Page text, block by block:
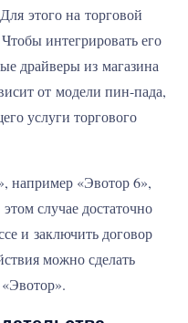
этого на торговой
интегрировать его
драйверы из магазина
от модели пин-пада,
услуги торгового
например «Эвотор 6»,
случае достаточно
и заключить договор
можно сделать